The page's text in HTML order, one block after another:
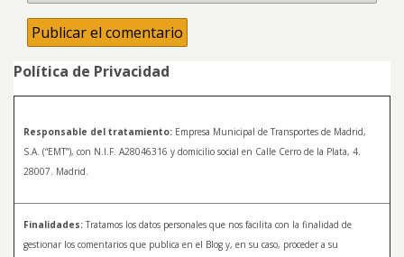
Política de Privacidad
Responsable del tratamiento: Empresa Municipal de Transportes de Madrid,
S.A. (“EMT”), con N.I.F. A28046316 y domicilio social en Calle Cerro de la Plata, 4.
28007. Madrid.
Finalidades: Tratamos los datos personales que nos facilita con la finalidad de
gestionar los comentarios que publica en el Blog y, en su caso, proceder a su